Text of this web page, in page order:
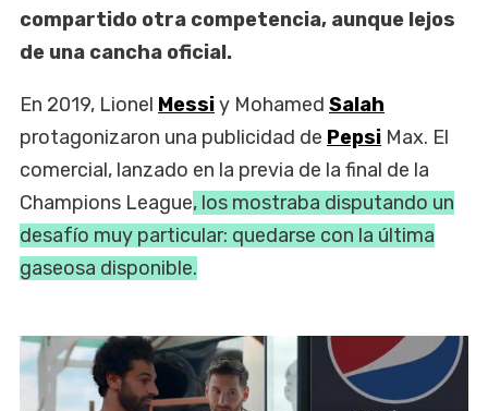
compartido otra competencia, aunque lejos
de una cancha oficial.
En 2019, Lionel Messiy Mohamed Salah
protagonizaron una publicidad de Pepsi Max. El
comercial, lanzado en la previa de la final de la
Champions League, los mostraba disputando un
desafío muy particular: quedarse con la última
gaseosa disponible.